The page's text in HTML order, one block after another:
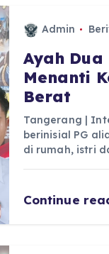
Admin
Ayah
Menanti
Berat
Tangerang |
berinisial PG
di rumah, istri
Continue